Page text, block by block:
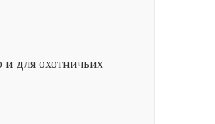
для охотничьих